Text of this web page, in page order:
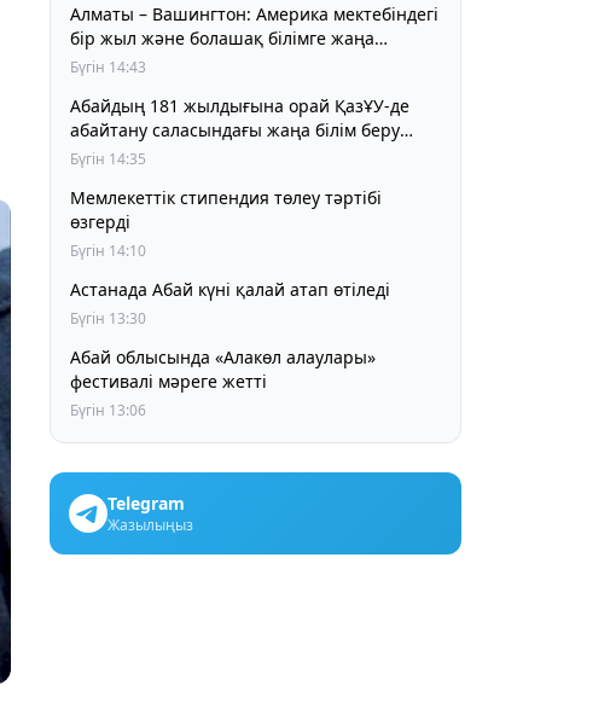
Алматы – Вашингтон: Америка мектебіндегі
бір жыл және болашақ білімге жаңа
көзқарас
Бүгін 14:43
Абайдың 181 жылдығына орай ҚазҰУ-де
абайтану саласындағы жаңа білім беру
жобасы мен ғылыми әзірлемені
Бүгін 14:35
Мемлекеттік стипендия төлеу тәртібі
өзгерді
Бүгін 14:10
Астанада Абай күні қалай атап өтіледі
Бүгін 13:30
Абай облысында «Алакөл алаулары»
фестивалі мәреге жетті
Бүгін 13:06
Telegram
Жазылыңыз